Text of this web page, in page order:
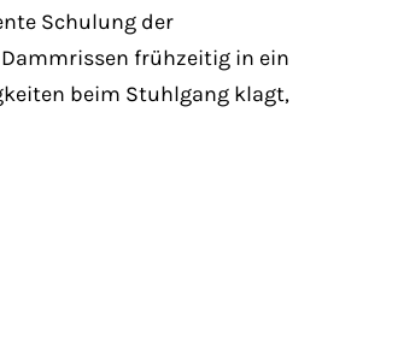
Schulung der
frühzeitig in ein
beim Stuhlgang klagt,